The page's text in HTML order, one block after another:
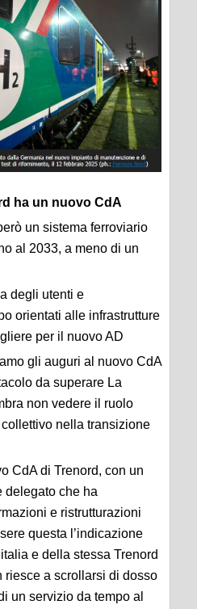
ha un nuovo CdA
un sistema ferroviario
al 2033, a meno di un
degli utenti e
orientati alle infrastrutture
per il nuovo AD
gli auguri al nuovo CdA
da superare La
non vedere il ruolo
nella transizione
CdA di Trenord, con un
delegato che ha
e ristrutturazioni
questa l’indicazione
e della stessa Trenord
riesce a scrollarsi di dosso
un servizio da tempo al